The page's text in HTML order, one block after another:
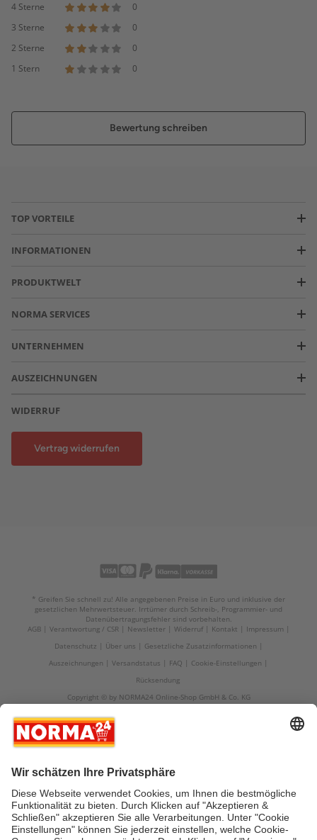
4 Sterne
0
3 Sterne
0
2 Sterne
0
1 Stern
0
Bewertung schreiben
TOP VORTEILE
INFORMATIONEN
PRODUKTWELT
NORMA SERVICES
UNTERNEHMEN
AUSZEICHNUNGEN
WIDERRUF
Vertrag widerrufen
* Greifen Sie schnell zu! Alle angegebenen Preise in Euro und inklusive der
gesetzlichen Mehrwertsteuer. Irrtümer durch Schreib-, Programmier- und
Datenübertragungsfehler sind vorbehalten.
AGB
Verantwortung / CSR Newsletter Widerruf Kontakt
Impressum
Datenschutz
Über uns
Gesetzliche Zusatzinformationen
Auszeichnungen
Versandstatus FAQ
Cookie-Einstellungen
Rücksendung
Copyright © by NORMA24 Online-Shop GmbH & Co. KG